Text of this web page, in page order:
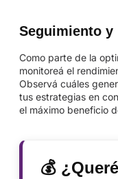
Seguimiento y
Como parte de la
monitoreá el
Observá cuáles
tus estrategias en
el máximo beneficio
💰